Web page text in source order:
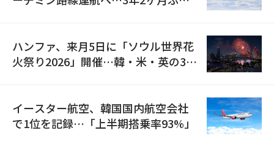
ハンファ、来月5日に「ソウル世界花
火祭り2026」開催…韓・米・英の3カ
イースター航空、韓国国内航空会社
で1位を記録…「上半期搭乗率93%」